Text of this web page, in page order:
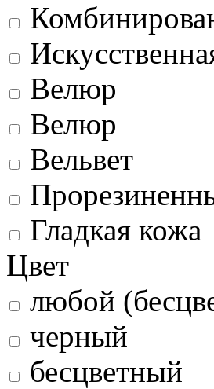
Велюр
Велюр
Вельвет
Гладкая кожа
Цвет
любой
черный
бесцветный